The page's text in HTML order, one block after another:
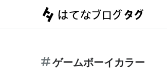
ゲームボーイカラー